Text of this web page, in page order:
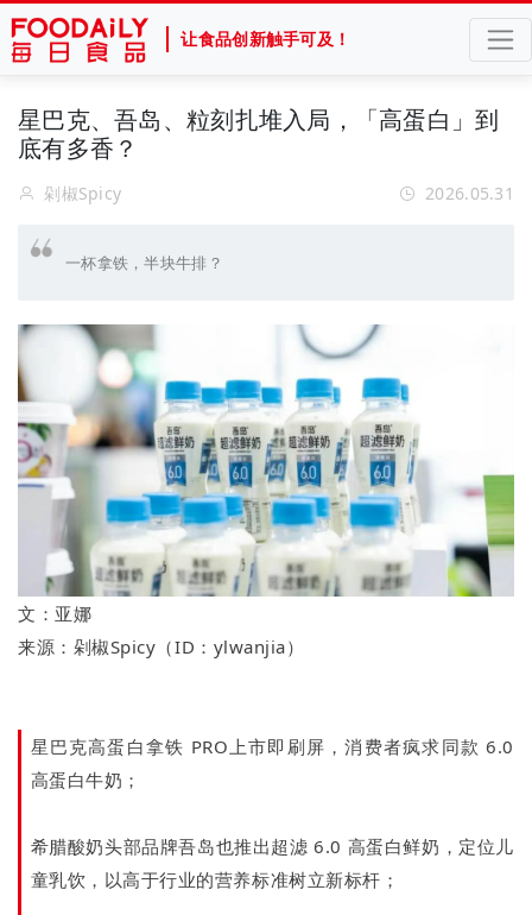
让食品创新触手可及！
星巴克、吾岛、粒刻扎堆入局，「高蛋白」到
底有多香？
剁椒Spicy 2026.05.31
一杯拿铁，半块牛排？
文：亚娜
来源：剁椒Spicy（ID：ylwanjia）
星巴克高蛋白拿铁 PRO上市即刷屏，消费者疯求同款 6.0
高蛋白牛奶；
希腊酸奶头部品牌吾岛也推出超滤 6.0 高蛋白鲜奶，定位儿
童乳饮，以高于行业的营养标准树立新标杆；